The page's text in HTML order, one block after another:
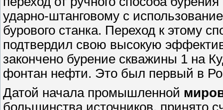
ударно-штанговому с
бурового станка. Переход к этому
подтвердил свою высокую
закончено бурение скважины 1 на
фонтан нефти. Это был первый в
Датой начала промышленной
большинства источников, принято